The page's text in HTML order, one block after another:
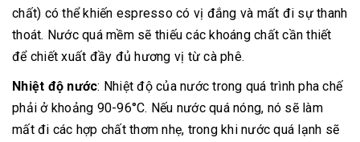
chất) có thể khiến espresso có vị đắng và mất đi sự thanh
thoát. Nước quá mềm sẽ thiếu các khoáng chất cần thiết
để chiết xuất đầy đủ hương vị từ cà phê.
Nhiệt độ nước: Nhiệt độ của nước trong quá trình pha chế
phải ở khoảng 90-96°C. Nếu nước quá nóng, nó sẽ làm
mất đi các hợp chất thơm nhẹ, trong khi nước quá lạnh sẽ